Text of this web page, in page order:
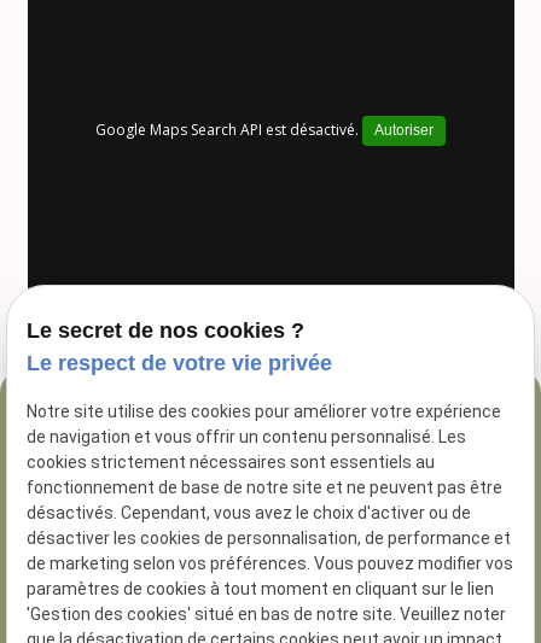
Google Maps Search API est désactivé. Autoriser
04 84 89 16 47
54 Rue George
13005 Marseille
Le secret de nos cookies ?
Le respect de votre vie privée
Notre site utilise des cookies pour améliorer votre expérience
de navigation et vous offrir un contenu personnalisé. Les
cookies strictement nécessaires sont essentiels au
fonctionnement de base de notre site et ne peuvent pas être
désactivés. Cependant, vous avez le choix d'activer ou de
désactiver les cookies de personnalisation, de performance et
de marketing selon vos préférences. Vous pouvez modifier vos
paramètres de cookies à tout moment en cliquant sur le lien
'Gestion des cookies' situé en bas de notre site. Veuillez noter